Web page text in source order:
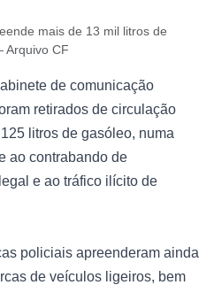
mais de 13 mil litros de
Arquivo CF
de comunicação
retirados de circulação
litros de gasóleo, numa
ao contrabando de
e ao tráfico ilícito de
policiais apreenderam ainda
de veículos ligeiros, bem